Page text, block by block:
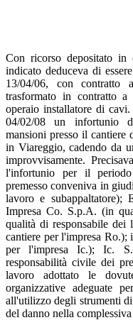
Con ricorso depositato
indicato deduceva di
13/04/06, con contratto
trasformato in contratto
operaio installatore di
04/02/08 un infortunio
mansioni presso il cantiere
in Viareggio, cadendo da
improvvisamente.
l'infortunio per il
premesso conveniva in
lavoro e subappaltatore);
Impresa Co. S.p.A. (in
qualità di responsabile
cantiere per l'impresa
per l'impresa Ic.); Ic.
responsabilità civile dei
lavoro adottato le
organizzative adeguate
all'utilizzo degli strumenti
del danno nella